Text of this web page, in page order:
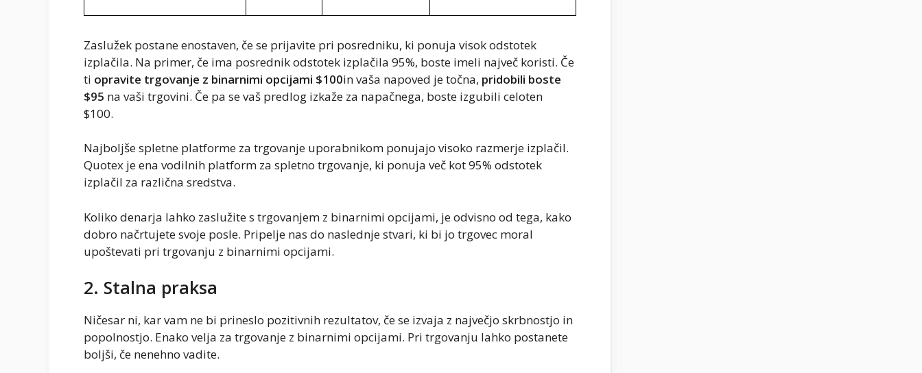
Zaslužek postane enostaven, če se prijavite pri posredniku, ki ponuja visok odstotek
izplačila. Na primer, če ima posrednik odstotek izplačila 95%, boste imeli največ koristi. Če
ti opravite trgovanje z binarnimi opcijami $100in vaša napoved je točna, pridobili boste
$95 na vaši trgovini. Če pa se vaš predlog izkaže za napačnega, boste izgubili celoten
$100.
Najboljše spletne platforme za trgovanje uporabnikom ponujajo visoko razmerje izplačil.
Quotex je ena vodilnih platform za spletno trgovanje, ki ponuja več kot 95% odstotek
izplačil za različna sredstva.
Koliko denarja lahko zaslužite s trgovanjem z binarnimi opcijami, je odvisno od tega, kako
dobro načrtujete svoje posle. Pripelje nas do naslednje stvari, ki bi jo trgovec moral
upoštevati pri trgovanju z binarnimi opcijami.
2. Stalna praksa
Ničesar ni, kar vam ne bi prineslo pozitivnih rezultatov, če se izvaja z največjo skrbnostjo in
popolnostjo. Enako velja za trgovanje z binarnimi opcijami. Pri trgovanju lahko postanete
boljši, če nenehno vadite.